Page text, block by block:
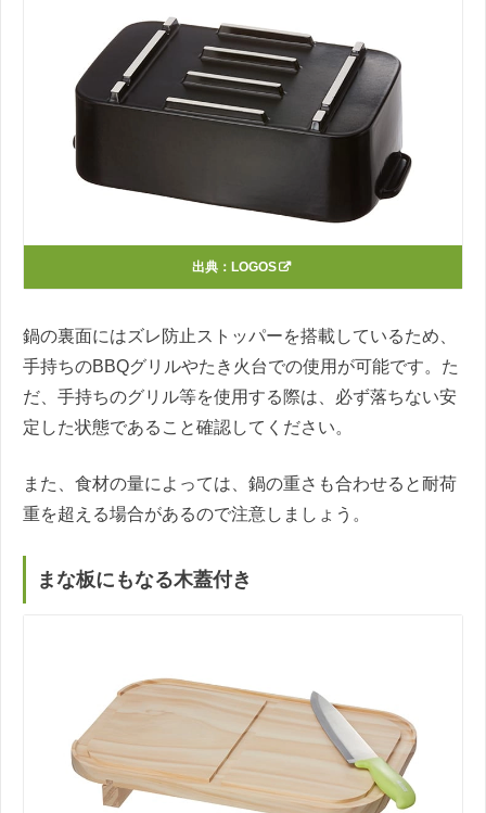
出典： LOGOS
鍋の裏面にはズレ防止ストッパーを搭載しているため、
手持ちのBBQグリルやたき火台での使用が可能です。た
だ、手持ちのグリル等を使用する際は、必ず落ちない安
定した状態であること確認してください。
また、食材の量によっては、鍋の重さも合わせると耐荷
重を超える場合があるので注意しましょう。
まな板にもなる木蓋付き